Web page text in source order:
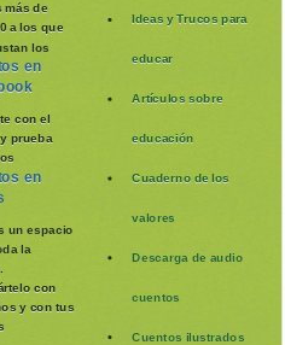
más de
a los que
los
en
con el
prueba
en
un espacio
la
con
y con tus
Ideas y Trucos para
educar
Artículos sobre
educación
Cuaderno de los
valores
Descarga de audio
cuentos
Cuentos ilustrados